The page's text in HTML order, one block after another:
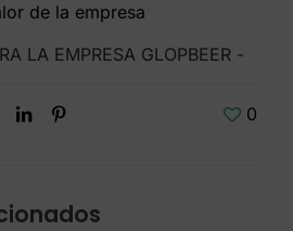
de la empresa
0